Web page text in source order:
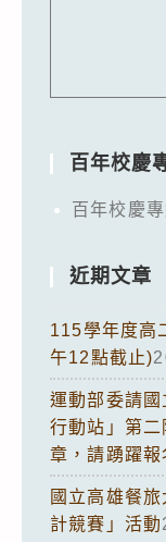
百年校慶
百年校慶專
近期文章
115學年度高
午12點截止)
運動部委請
行動站」第
章，請踴躍報
國立高雄餐
計競賽」活動